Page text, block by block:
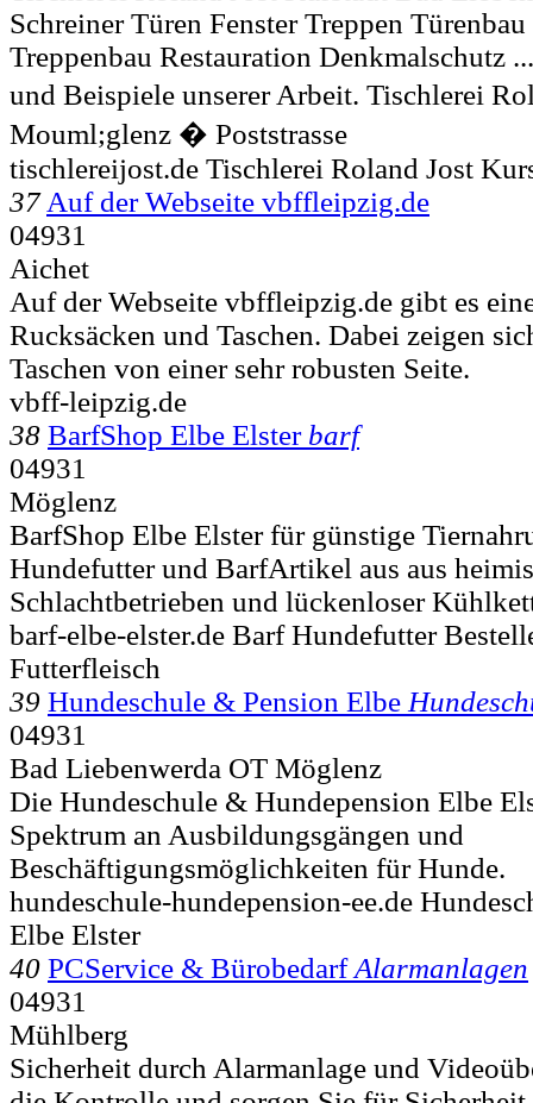
Schreiner Türen Fenster Treppen Türenbau
Treppenbau Restauration Denkmalschutz
und Beispiele unserer Arbeit. Tischlerei
Mouml;glenz � Poststrasse
tischlereijost.de Tischlerei Roland Jost
37 Auf der Webseite vbffleipzig.de
04931
Aichet
Auf der Webseite vbffleipzig.de gibt es
Rucksäcken und Taschen. Dabei zeigen
Taschen von einer sehr robusten Seite.
vbff-leipzig.de
38 BarfShop Elbe Elster barf
04931
Möglenz
BarfShop Elbe Elster für günstige
Hundefutter und BarfArtikel aus aus
Schlachtbetrieben und lückenloser
barf-elbe-elster.de Barf Hundefutter
Futterfleisch
39 Hundeschule & Pension Elbe
04931
Bad Liebenwerda OT Möglenz
Die Hundeschule & Hundepension Elbe
Spektrum an Ausbildungsgängen und
Beschäftigungsmöglichkeiten für Hunde.
hundeschule-hundepension-ee.de
Elbe Elster
40 PCService & BürobedarfAlarmanlagen
04931
Mühlberg
Sicherheit durch Alarmanlage und